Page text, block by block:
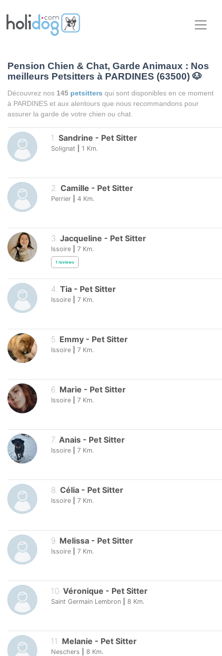
Pension Chien & Chat, Garde Animaux : Nos
meilleurs Petsitters à PARDINES (63500) 🐶
Découvrez nos 145 petsitters qui sont disponibles en ce moment
à PARDINES et aux alentours que nous recommandons pour
assurer la garde de votre chien ou chat.
1. Sandrine - Pet Sitter
Solignat 1 Km.
2. Camille - Pet Sitter
Perrier 4 Km.
3. Jacqueline - Pet Sitter
Issoire 7 Km.
1 reviews
4 Tia - Pet Sitter
Issoire 7 Km.
5 Emmy - Pet Sitter
Issoire 7 Km.
6. Marie - Pet Sitter
Issoire 7 Km.
7. Anais - Pet Sitter
Issoire 7 Km.
8. Célia - Pet Sitter
Issoire 7 Km.
9 Melissa - Pet Sitter
Issoire 7 Km.
10. Véronique - Pet Sitter
Saint Germain Lembron 8 Km.
11 Melanie - Pet Sitter
Neschers 8 Km.